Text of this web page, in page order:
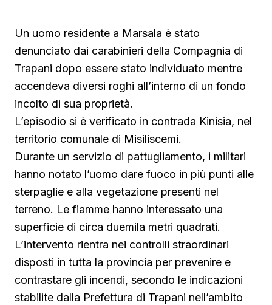
Un uomo residente a Marsala è stato
denunciato dai carabinieri della Compagnia di
Trapani dopo essere stato individuato mentre
accendeva diversi roghi all’interno di un fondo
incolto di sua proprietà.
L’episodio si è verificato in contrada Kinisia, nel
territorio comunale di Misiliscemi.
Durante un servizio di pattugliamento, i militari
hanno notato l’uomo dare fuoco in più punti alle
sterpaglie e alla vegetazione presenti nel
terreno. Le fiamme hanno interessato una
superficie di circa duemila metri quadrati.
L’intervento rientra nei controlli straordinari
disposti in tutta la provincia per prevenire e
contrastare gli incendi, secondo le indicazioni
stabilite dalla Prefettura di Trapani nell’ambito